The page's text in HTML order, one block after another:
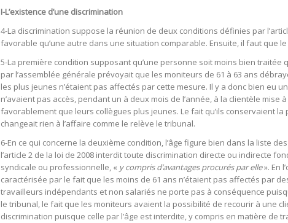
I-L’existence d’une discrimination
4-La discrimination suppose la réunion de deux conditions définies par
favorable qu’une autre dans une situation comparable. Ensuite, il faut que
5-La première condition supposant qu’une personne soit moins bien
par l’assemblée générale prévoyait que les moniteurs de 61 à 63 ans
les plus jeunes n’étaient pas affectés par cette mesure. Il y a donc bien eu
n’avaient pas accès, pendant un à deux mois de l’année, à la clientèle
favorablement que leurs collègues plus jeunes. Le fait qu’ils conservaient
changeait rien à l’affaire comme le relève le tribunal.
6-En ce qui concerne la deuxième condition, l’âge figure bien dans la liste
l’article 2 de la loi de 2008 interdit toute discrimination directe ou indirecte
syndicale ou professionnelle, « y compris d’avantages procurés par elle». En
caractérisée par le fait que les moins de 61 ans n’étaient pas affectés par
travailleurs indépendants et non salariés ne porte pas à conséquence
le tribunal, le fait que les moniteurs avaient la possibilité de recourir à une
discrimination puisque celle par l’âge est interdite, y compris en matière de